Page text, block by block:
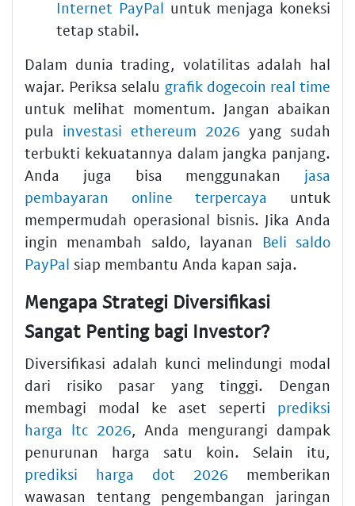
Internet PayPal untuk menjaga koneksi
tetap stabil.
Dalam dunia trading, volatilitas adalah hal
wajar. Periksa selalu grafik dogecoin real time
untuk melihat momentum. Jangan abaikan
pula investasi ethereum 2026 yang sudah
terbukti kekuatannya dalam jangka panjang.
Anda juga bisa menggunakan jasa
pembayaran online terpercaya
untuk
mempermudah operasional bisnis. Jika Anda
ingin menambah saldo, layanan Beli saldo
PayPal siap membantu Anda kapan saja.
Mengapa Strategi Diversifikasi
Sangat Penting bagi Investor?
Diversifikasi adalah kunci melindungi modal
dari risiko pasar yang tinggi. Dengan
membagi modal ke aset seperti prediksi
harga ltc 2026, Anda mengurangi dampak
penurunan harga satu koin. Selain itu,
prediksi harga dot 2026 memberikan
wawasan tentang pengembangan jaringan